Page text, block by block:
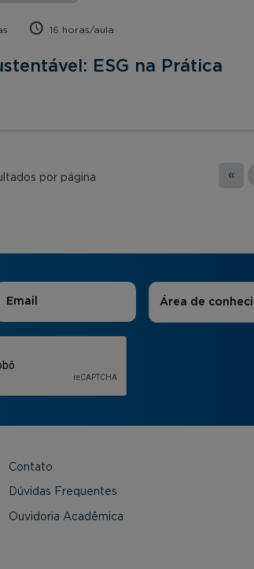
16 horas/aula
ESG na Prática
por página «
mail Áreas de Interesse
Área de
Contato
Dúvidas Frequentes
Ouvidoria Acadêmica